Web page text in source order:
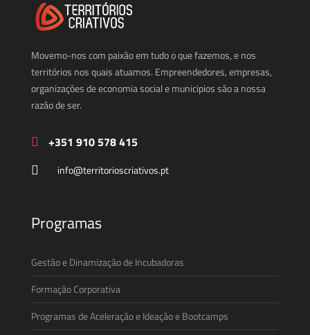
Movemo-nos com paixão em tudo o que fazemos, e nos
territórios nos quais atuamos. Empreendedores, empresas,
organizações de economia social e municipios são a nossa
razão de ser.
+351 910 578 415
info@territorioscriativos.pt
Programas
Gestão e Dinamização de Incubadoras
Formação Corporativa
Programas de Aceleração e Ideação e Bootcamps